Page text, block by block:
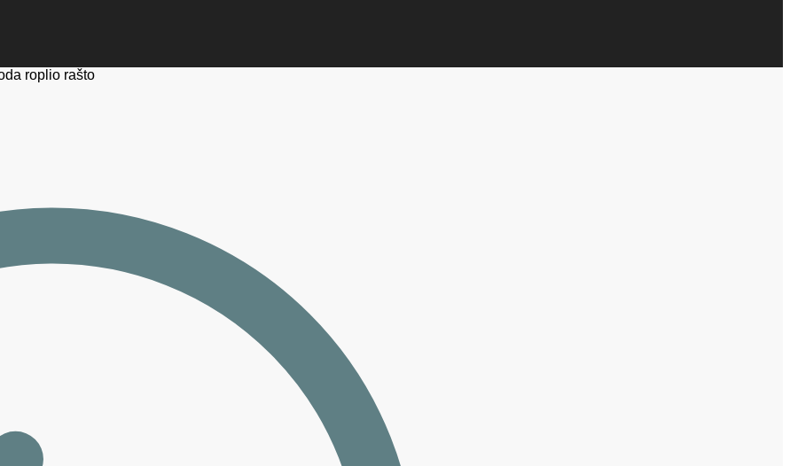
roplio rašto